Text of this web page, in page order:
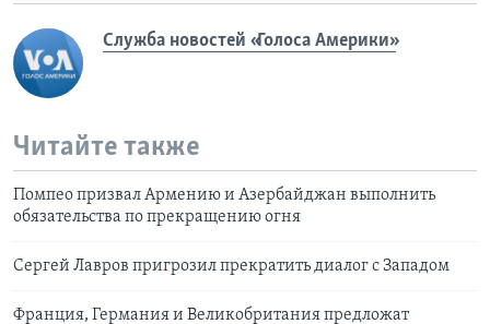
Служба новостей «Голоса Америки»
Читайте также
Помпео призвал Армению и Азербайджан выполнить
обязательства по прекращению огня
Сергей Лавров пригрозил прекратить диалог с Западом
Франция, Германия и Великобритания предложат